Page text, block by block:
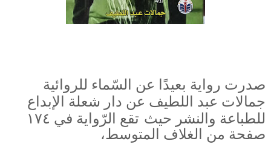
صدرت رواية بعيدًا عن السّماء للروائية
جمالات عبد اللطيف عن دار شعلة الإبداع
للطباعة والنشر حيث
تقع الرّواية في ١٧٤
صفحة من الغلاف المتوسط،